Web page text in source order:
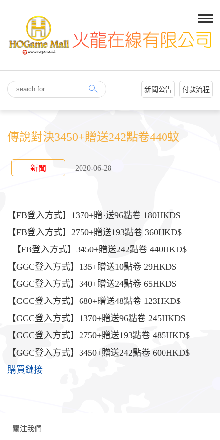
新聞公告 付款流程
傳說對決3450+贈送242點卷440蚊
新聞 2020-06-28
【FB登入方式】1370+贈·送96點卷 180HKD$
【FB登入方式】2750+贈送193點卷 360HKD$
【FB登入方式】3450+贈送242點卷 440HKD$
【GGC登入方式】135+贈送10點卷 29HKD$
【GGC登入方式】340+贈送24點卷 65HKD$
【GGC登入方式】680+贈送48點卷 123HKD$
【GGC登入方式】1370+贈送96點卷 245HKD$
【GGC登入方式】2750+贈送193點卷 485HKD$
【GGC登入方式】3450+贈送242點卷 600HKD$
購買鏈接
關注我們